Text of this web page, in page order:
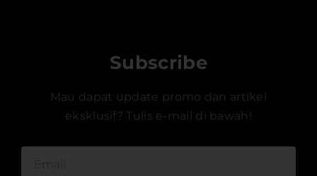
Subscribe
Mau dapat update promo dan artikel
eksklusif? Tulis e-mail di bawah!